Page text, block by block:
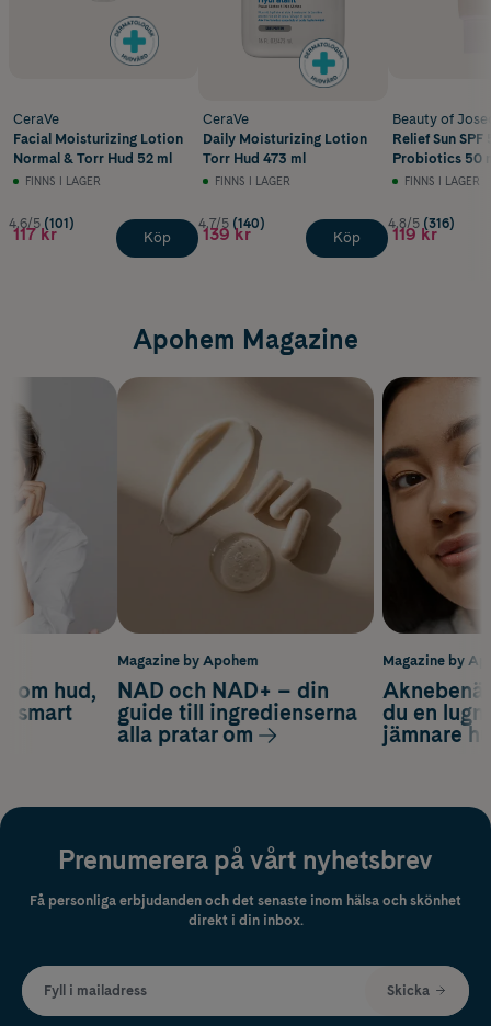
CeraVe
Facial Moisturizing Lotion
Normal & Torr Hud 52 ml
FINNS I LAGER
4.6/5 (101)
117 kr Köp
CeraVe
Daily Moisturizing Lotion
Torr Hud 473 ml
FINNS I LAGER
4.7/5 (140)
139 kr Köp
Beauty of
Relief Sun SPF
Probiotics 50
FINNS I LAGER
4.8/5 (316)
119 kr
Apohem Magazine
Magazine by
du en
jämnare
om hud,
smart
Magazine by Apohem
NAD och NAD+ – din
guide till ingredienserna
alla pratar om
Prenumerera på vårt nyhetsbrev
Få personliga erbjudanden och det senaste inom hälsa och skönhet
direkt i din inbox.
Fyll i mailadress Skicka